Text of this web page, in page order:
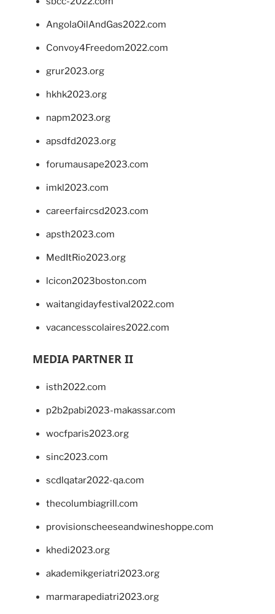
AngolaOilAndGas2022.com
Convoy4Freedom2022.com
grur2023.org
hkhk2023.org
napm2023.org
apsdfd2023.org
forumausape2023.com
imkl2023.com
careerfaircsd2023.com
apsth2023.com
MedItRio2023.org
lcicon2023boston.com
waitangidayfestival2022.com
vacancesscolaires2022.com
MEDIA PARTNER II
isth2022.com
p2b2pabi2023-makassar.com
wocfparis2023.org
sinc2023.com
scdlqatar2022-qa.com
thecolumbiagrill.com
provisionscheeseandwineshoppe.com
khedi2023.org
akademikgeriatri2023.org
marmarapediatri2023.org